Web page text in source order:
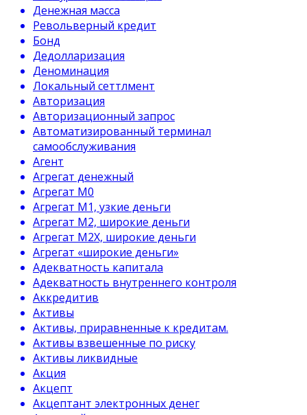
Денежная масса
Револьверный кредит
Бонд
Дедолларизация
Деноминация
Локальный сеттлмент
Авторизация
Авторизационный запрос
Автоматизированный терминал
самообслуживания
Агент
Агрегат денежный
Агрегат М0
Агрегат М1, узкие деньги
Агрегат М2, широкие деньги
Агрегат М2Х, широкие деньги
Агрегат «широкие деньги»
Адекватность капитала
Адекватность внутреннего контроля
Аккредитив
Активы
Активы, приравненные к кредитам.
Активы взвешенные по риску
Активы ликвидные
Акция
Акцепт
Акцептант электронных денег